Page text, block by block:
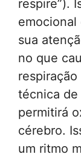
respire”).
sua
no que
técnica de
permitirá
cérebro.
um ritmo